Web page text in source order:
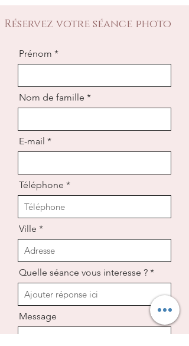
Réservez votre séance photo
Prénom
Nom de famille
E-mail
Téléphone
Ville
Quelle séance vous interesse ?
Message